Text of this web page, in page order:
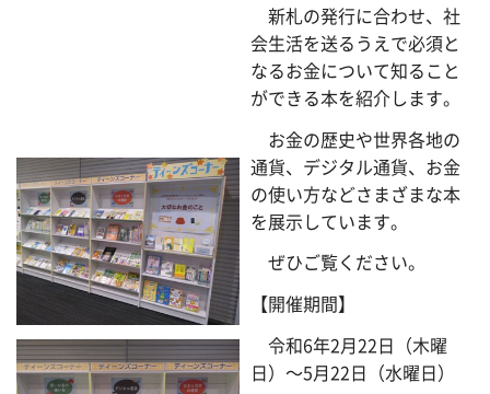
新札の発行に合わせ、社
会生活を送るうえで必須と
なるお金について知ること
ができる本を紹介します。
お金の歴史や世界各地の
通貨、デジタル通貨、お金
の使い方などさまざまな本
を展示しています。
ぜひご覧ください。
【開催期間】
令和6年2月22日（木曜
日）～5月22日（水曜日）